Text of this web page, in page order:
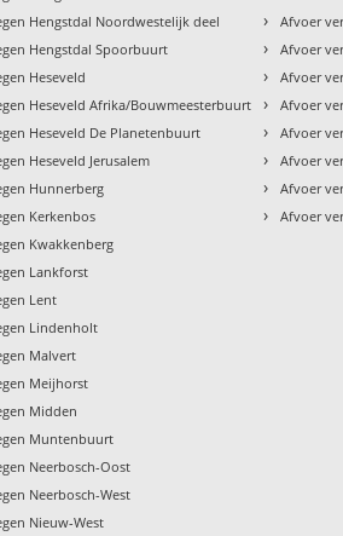
Hengstdal Noordwestelijk deel
Hengstdal Spoorbuurt
Heseveld
Heseveld Afrika/Bouwmeesterbuurt
Heseveld De Planetenbuurt
Heseveld Jerusalem
Hunnerberg
Kerkenbos
Kwakkenberg
Lankforst
Lent
Lindenholt
Malvert
Meijhorst
Midden
Muntenbuurt
Neerbosch-Oost
Neerbosch-West
Nieuw-West
› Afvoer
› Afvoer
› Afvoer
› Afvoer
› Afvoer
› Afvoer
› Afvoer
› Afvoer